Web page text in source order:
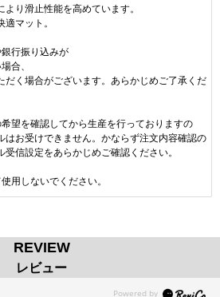
り滑止性能を高めています。
マット。
行振り込みが
合、
く場合がございます。あらかじめご了承くだ
望を確認してから生産を行っておりますの
はお受けできません。かならず注文内容確認の
信設定をあらかじめご確認ください。
用しないでください。
REVIEW
レビュー